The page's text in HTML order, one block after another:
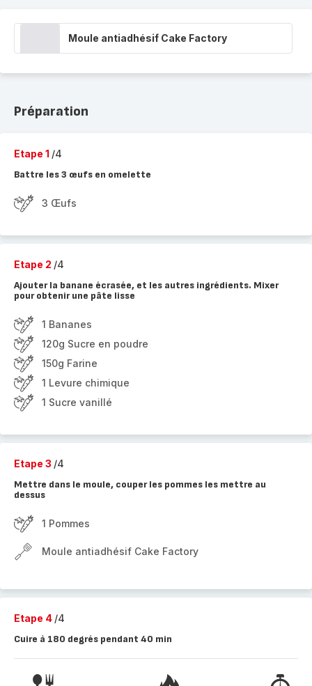
Moule antiadhésif Cake Factory
Préparation
Etape 1 /4
Battre les 3 œufs en omelette
3 Œufs
Etape 2 /4
Ajouter la banane écrasée, et les autres ingrédients. Mixer
pour obtenir une pâte lisse
1 Bananes
120g Sucre en poudre
150g Farine
1 Levure chimique
1 Sucre vanillé
Etape 3 /4
Mettre dans le moule, couper les pommes les mettre au
dessus
1 Pommes
Moule antiadhésif Cake Factory
Etape 4 /4
Cuire à 180 degrés pendant 40 min